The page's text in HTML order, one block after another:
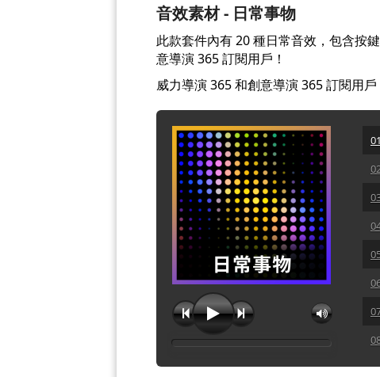
音效素材 - 日常事物
此款套件內有 20 種日常音效，包含按
意導演 365 訂閱用戶！
威力導演 365 和創意導演 365 訂閱用